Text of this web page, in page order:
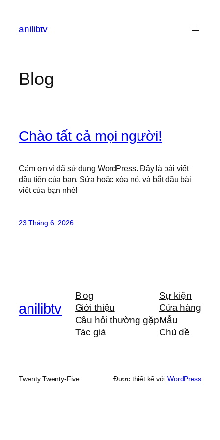
phầnanilibtv
Blog
Chào tất cả mọi người!
Cảm ơn vì đã sử dụng WordPress. Đây là bài viết
đầu tiên của bạn. Sửa hoặc xóa nó, và bắt đầu bài
viết của bạn nhé!
23 Tháng 6, 2026
anilibtv
Blog
Giới thiệu
Câu hỏi thường gặp
Tác giả
Sự kiện
Cửa hàng
Mẫu
Chủ đề
Twenty Twenty-Five Được thiết kế với WordPress